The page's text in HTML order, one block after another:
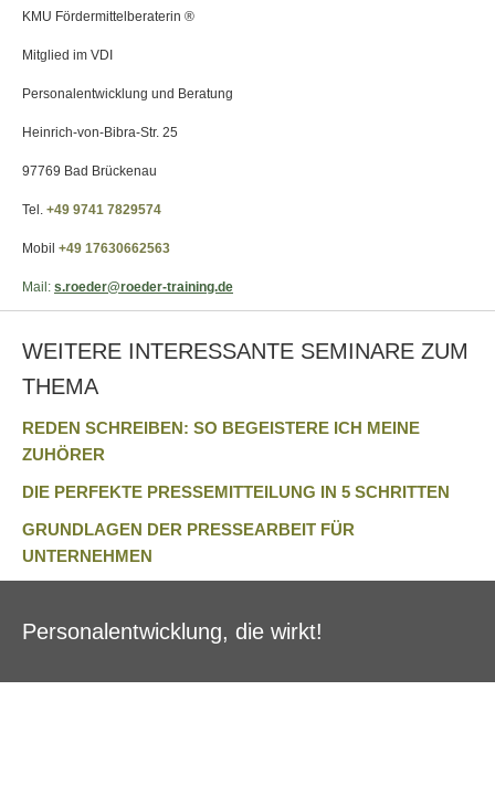
KMU Fördermittelberaterin ®
Mitglied im VDI
Personalentwicklung und Beratung
Heinrich-von-Bibra-Str. 25
97769 Bad Brückenau
Tel. +49 9741 7829574
Mobil +49 17630662563
Mail: s.roeder@roeder-training.de
WEITERE INTERESSANTE SEMINARE ZUM
THEMA
REDEN SCHREIBEN: SO BEGEISTERE ICH MEINE
ZUHÖRER
DIE PERFEKTE PRESSEMITTEILUNG IN 5 SCHRITTEN
GRUNDLAGEN DER PRESSEARBEIT FÜR
UNTERNEHMEN
Personalentwicklung, die wirkt!